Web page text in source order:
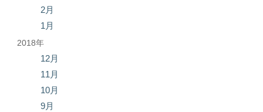
2月
1月
2018年
12月
11月
10月
9月